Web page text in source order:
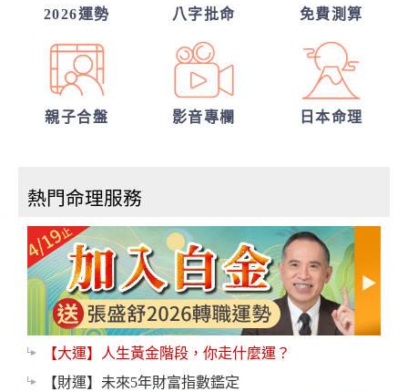
2026運勢 八字批命 免費測算
親子合盤 影音專欄 日本命理
熱門命理服務
【大運】人生黃金階段，你走什麼運？
【財運】未來5年財富指數鑑定